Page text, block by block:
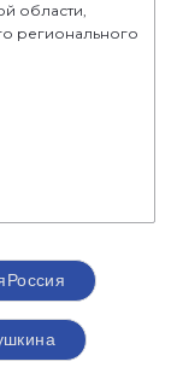
области,
регионального